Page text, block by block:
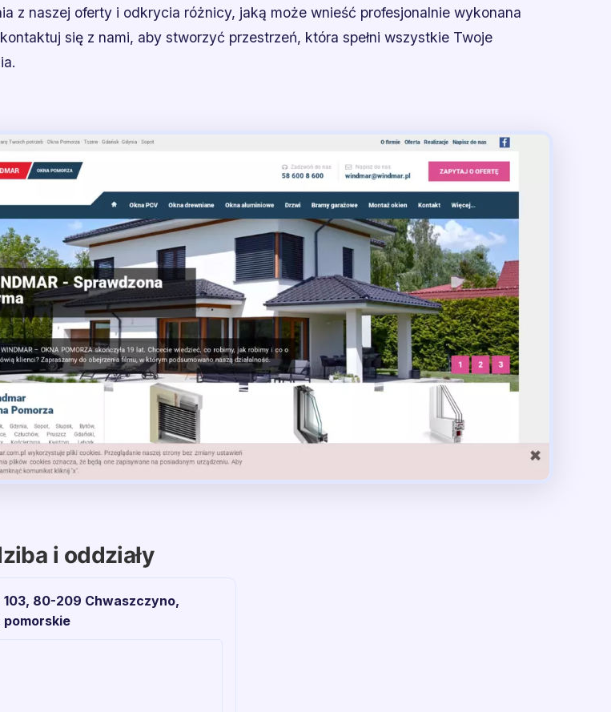
z naszej oferty i odkrycia różnicy, jaką może wnieść profesjonalnie wykonana
się z nami, aby stworzyć przestrzeń, która spełni wszystkie Twoje
i oddziały
103, 80-209 Chwaszczyno,